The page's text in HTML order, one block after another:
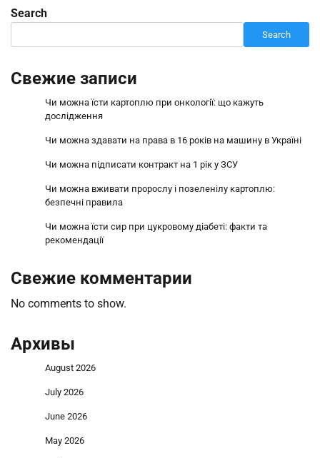
Search
Search
Свежие записи
Чи можна їсти картоплю при онкології: що кажуть
дослідження
Чи можна здавати на права в 16 років на машину в Україні
Чи можна підписати контракт на 1 рік у ЗСУ
Чи можна вживати пророслу і позеленілу картоплю:
безпечні правила
Чи можна їсти сир при цукровому діабеті: факти та
рекомендації
Свежие комментарии
No comments to show.
Архивы
August 2026
July 2026
June 2026
May 2026